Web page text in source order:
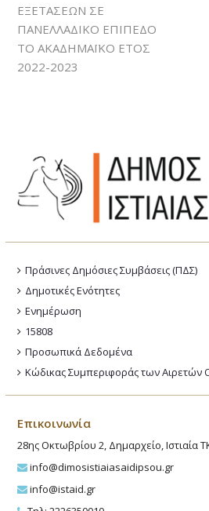
ΕΞΕΤΑΣΕΩΝ ΣΕ
ΠΑΝΕΛΛΑΔΙΚΟ ΕΠΙΠΕΔΟ
ΤΟ ΑΚΑΔΗΜΑΪΚΟ ΕΤΟΣ
2022-2023
Πράσινες Δημόσιες Συμβάσεις (ΠΔΣ)
Δημοτικές Ενότητες
Ενημέρωση
15808
Προσωπικά Δεδομένα
Κώδικας Συμπεριφοράς των Αιρετών
Επικοινωνία
28ης Οκτωβρίου 2, Δημαρχείο, Ιστιαία
info@dimosistiaiasaidipsou.gr
info@istaid.gr